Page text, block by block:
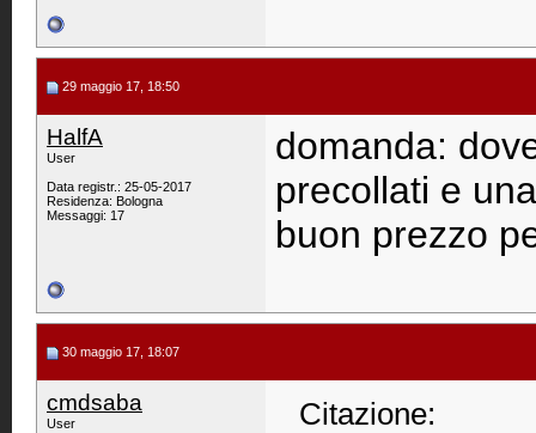
29 maggio 17, 18:50
HalfA
User
Data registr.: 25-05-2017
Residenza: Bologna
Messaggi: 17
domanda:
precollati e
buon prezzo
30 maggio 17, 18:07
cmdsaba
User Citazione: